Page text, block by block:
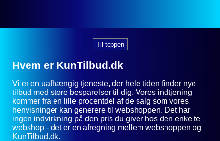
Til toppen
Hvem er KunTilbud.dk
Vi er en uafhængig tjeneste, der hele tiden finder nye
tilbud med store besparelser til dig. Vores indtjening
kommer fra en lille procentdel af de salg som vores
henvisninger kan generere til webshoppen. Det har
ingen indvirkning på den pris du giver hos den enkelte
webshop - det er en afregning mellem webshoppen og
KunTilbud.dk.